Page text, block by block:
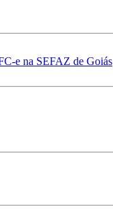
e na SEFAZ de Goiás